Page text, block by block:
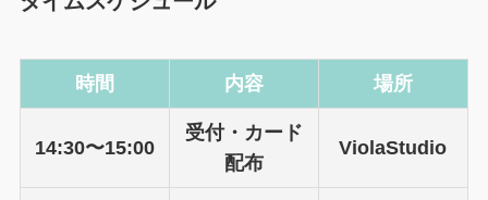
時間 内容 場所
14:30〜15:00
受付・カード
配布
ViolaStudio